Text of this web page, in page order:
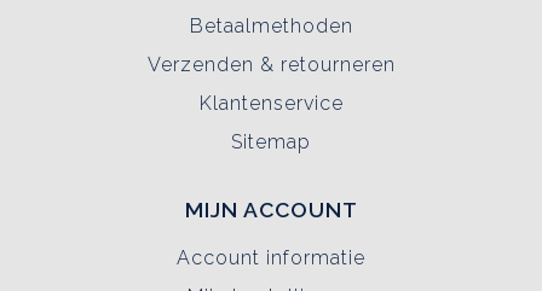
Betaalmethoden
Verzenden & retourneren
Klantenservice
Sitemap
MIJN ACCOUNT
Account informatie